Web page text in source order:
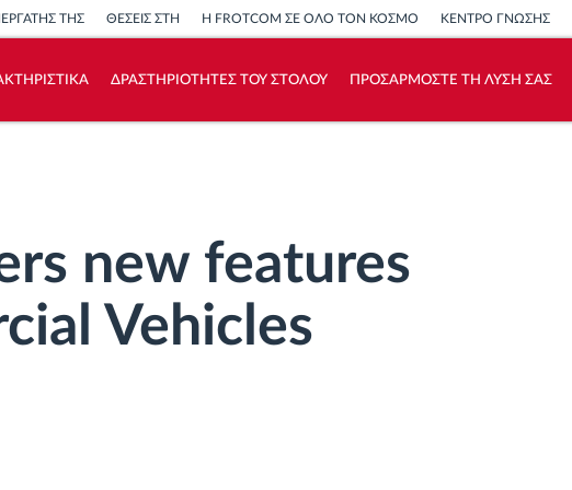
ΤΗΣ ΘΕΣΕΙΣ ΣΤΗ Η FROTCOM ΣΕ ΟΛΟ ΤΟΝ ΚΟΣΜΟ ΚΕΝΤΡΟ ΓΝΩΣΗΣ
ΔΡΑΣΤΗΡΙΟΤΗΤΕΣ ΤΟΥ ΣΤΟΛΟΥ ΠΡΟΣΑΡΜΟΣΤΕ ΤΗ ΛΥΣΗ ΣΑΣ
new features
Vehicles